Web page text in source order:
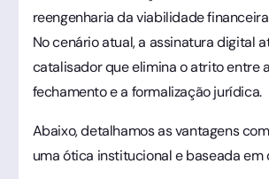
reengenharia da viabilidade
No cenário atual, a assinatura digital
catalisador que elimina o atrito entre
fechamento e a formalização jurídica.
Abaixo, detalhamos as vantagens
uma ótica institucional e baseada em